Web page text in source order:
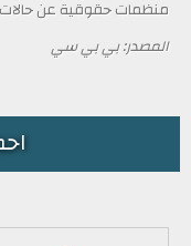
منظمات حقوقية عن
المصدر: بي بي سي